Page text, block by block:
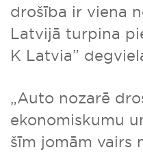
drošība ir viena
Latvijā turpina
K Latvia”
„Auto nozarē
ekonomiskumu
šīm jomām vairs